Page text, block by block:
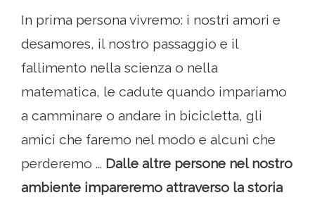
In prima persona vivremo: i nostri amori e
desamores, il nostro passaggio e il
fallimento nella scienza o nella
matematica, le cadute quando impariamo
a camminare o andare in bicicletta, gli
amici che faremo nel modo e alcuni che
perderemo ... Dalle altre persone nel nostro
ambiente impareremo attraverso la storia